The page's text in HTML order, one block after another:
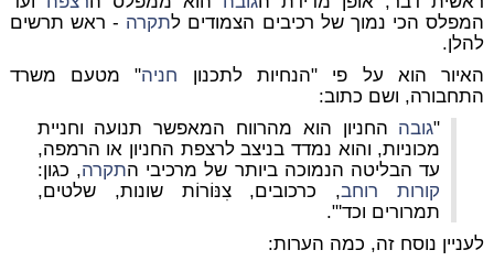
המפלס הכי נמוך של רכיבים הצמודים לתקרה - ראש תרשים
להלן.
האיור הוא על פי "הנחיות לתכנון חניה" מטעם משרד
התחבורה, ושם כתוב:
"גובה החניון הוא מהרווח המאפשר תנועה וחניית
מכוניות, והוא נמדד בניצב לרצפת החניון או הרמפה,
עד הבליטה הנמוכה ביותר של מרכיבי התקרה, כגון:
קורות
רוחב, כרכובים, צִנּוֹרוֹת שונות, שלטים,
תמרורים וכד'".
לעניין נוסח זה, כמה הערות: